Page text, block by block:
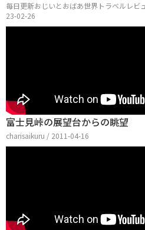
毎日更新おじいとおばあ世界トラベルレビ
23-02-26
富士見峠の展望台からの眺望
charisaikuru / 2011-04-16